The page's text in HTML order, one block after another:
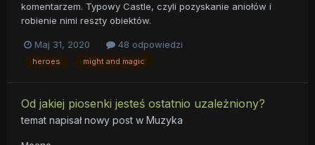
komentarzem. Typowy Castle, czyli pozyskanie aniołów i
robienie nimi reszty obiektów.
Maj 31, 2020 48 odpowiedzi
heroes might and magic
Od jakiej piosenki jesteś ostatnio uzależniony?
temat napisał nowy post w Muzyka